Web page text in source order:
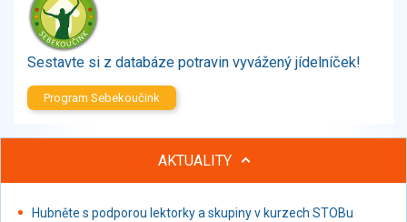
Fastfood
Studená kuchyně, lahůdkářské výrobky
Sestavte si z databáze potravin vyvážený jídelníček!
Program Sebekoučink
AKTUALITY
Hubněte s podporou lektorky a skupiny v kurzech STOBu